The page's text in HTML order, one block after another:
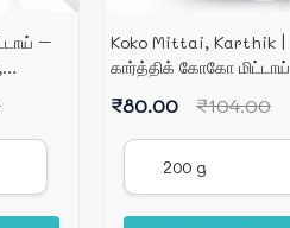
–
Koko Mittai, Karthik |
கார்த்திக் கோகோ மிட்டாய்
₹80.00 ₹104.00